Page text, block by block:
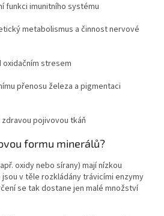
funkci imunitního systému
metabolismus a činnost nervové
stresem
přenosu železa a pigmentaci
pojivovou tkáň
formu minerálů?
oxidy nebo sírany) mají nízkou
v těle rozkládány trávicími enzymy
se tak dostane jen malé množství